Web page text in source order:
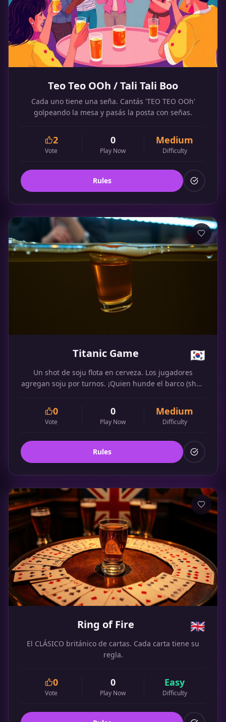
Teo Teo OOh / Tali Tali Boo
Cada uno tiene una seña. Cantás 'TEO TEO OOh'
golpeando la mesa y pasás la posta con señas.
2
Vote
0
Play Now
Medium
Difficulty
Rules
Titanic Game 🇰🇷
Un shot de soju flota en cerveza. Los jugadores
agregan soju por turnos. ¡Quien hunde el barco (shot)
0
Vote
0
Play Now
Medium
Difficulty
Rules
Ring of Fire 🇬🇧
El CLÁSICO británico de cartas. Cada carta tiene su
regla.
0
Vote
0
Play Now
Easy
Difficulty